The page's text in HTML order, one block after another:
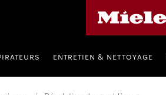
ENTRETIEN & NETTOYAGE